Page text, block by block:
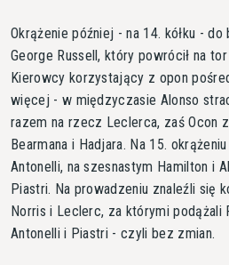
Okrążenie później - na 14. kółku - do
George Russell, który powrócił na
Kierowcy korzystający z opon
więcej - w międzyczasie Alonso
razem na rzecz Leclerca, zaś Ocon
Bearmana i Hadjara. Na 15.
Antonelli, na szesnastym Hamilton i
Piastri. Na prowadzeniu znaleźli się
Norris i Leclerc, za którymi podążali
Antonelli i Piastri - czyli bez zmian.